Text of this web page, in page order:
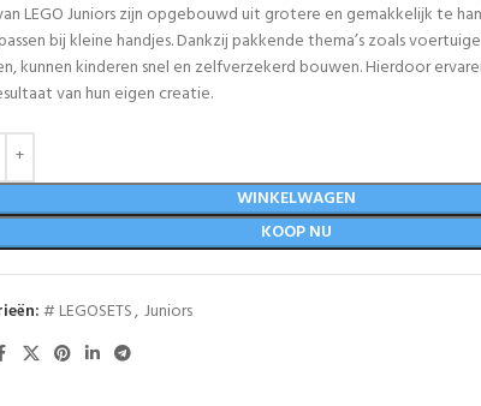
LEGO Juniors zijn opgebouwd uit grotere en gemakkelijk te
bij kleine handjes. Dankzij pakkende thema’s zoals
kunnen kinderen snel en zelfverzekerd bouwen. Hierdoor
van hun eigen creatie.
WINKELWAGEN
KOOP NU
# LEGOSETS, Juniors